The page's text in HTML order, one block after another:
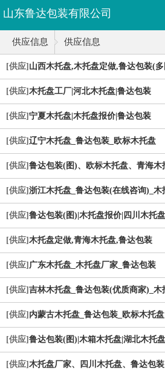
山东鲁达包装有限公司
供应信息 供应信息
[供应] 山西木托盘,木托盘定做,鲁达包装(多
[供应] 木托盘工厂|河北木托盘|鲁达包装
[供应] 宁夏木托盘|木托盘报价|鲁达包装
[供应] 辽宁木托盘_鲁达包装_欧标木托盘
[供应] 鲁达包装(图)、欧标木托盘、青海木
[供应] 浙江木托盘_鲁达包装(在线咨询)_木
[供应] 鲁达包装(图)|木托盘报价|四川木托盘
[供应] 木托盘定做,青海木托盘,鲁达包装
[供应] 广东木托盘_木托盘厂家_鲁达包装
[供应] 吉林木托盘_鲁达包装(优质商家)_木
[供应] 内蒙古木托盘_鲁达包装_欧标木托盘
[供应] 鲁达包装(图)|木箱木托盘|湖北木托盘
[供应] 木托盘厂家、四川木托盘、鲁达包装